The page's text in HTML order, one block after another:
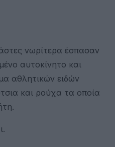
νωρίτερα έσπασαν
αυτοκίνητο και
αθλητικών ειδών
και ρούχα τα οποία